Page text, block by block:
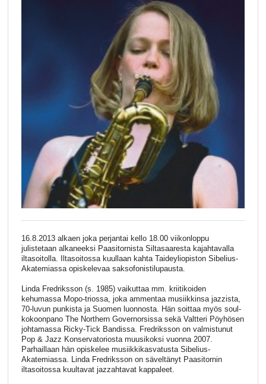
16.8.2013 alkaen joka perjantai kello 18.00 viikonloppu
julistetaan alkaneeksi Paasitornista Siltasaaresta kajahtavalla
iltasoitolla. Iltasoitossa kuullaan kahta Taideyliopiston Sibelius-
Akatemiassa opiskelevaa saksofonistilupausta.
Linda Fredriksson (s. 1985) vaikuttaa mm. kriitikoiden
kehumassa Mopo-triossa, joka ammentaa musiikkinsa jazzista,
70-luvun punkista ja Suomen luonnosta. Hän soittaa myös soul-
kokoonpano The Northern Governorsissa sekä Valtteri Pöyhösen
johtamassa Ricky-Tick Bandissa. Fredriksson on valmistunut
Pop & Jazz Konservatoriosta muusikoksi vuonna 2007.
Parhaillaan hän opiskelee musiikkikasvatusta Sibelius-
Akatemiassa. Linda Fredriksson on säveltänyt Paasitornin
iltasoitossa kuultavat jazzahtavat kappaleet.